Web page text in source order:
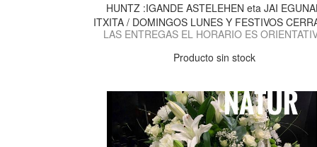
HUNTZ :IGANDE ASTELEHEN eta JAI
ITXITA / DOMINGOS LUNES Y FESTIVOS
LAS ENTREGAS EL HORARIO ES
Producto sin stock